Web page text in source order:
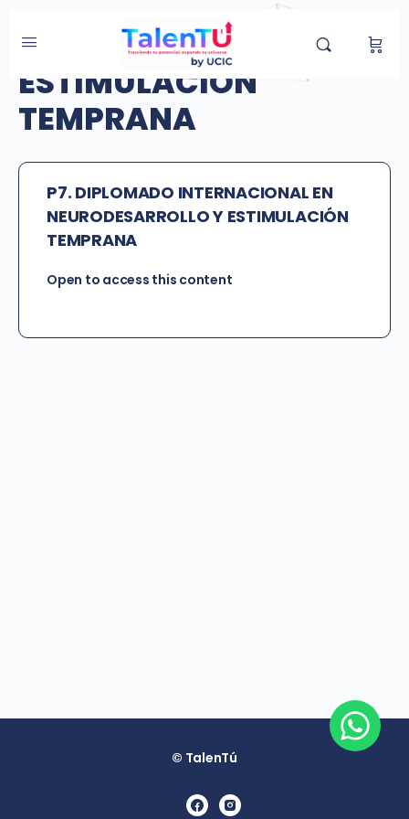
Categoría de Grupo:
ESTIMULACIÓN
TEMPRANA
P7. DIPLOMADO INTERNACIONAL EN
NEURODESARROLLO Y ESTIMULACIÓN
TEMPRANA
Open to access this content
© TalenTú